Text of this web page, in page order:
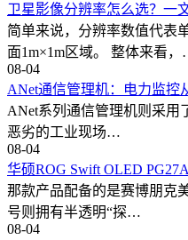
卫星影像分辨率怎么选？一
简单来说，分辨率数值代表
面1m×1m区域。 整体来看
08-04
ANet通信管理机：电力监控
ANet系列通信管理机则采用
恶劣的工业现场…
08-04
华硕ROG Swift OLED
那款产品配备的是赛博朋克
号则拥有半透明“探…
08-04